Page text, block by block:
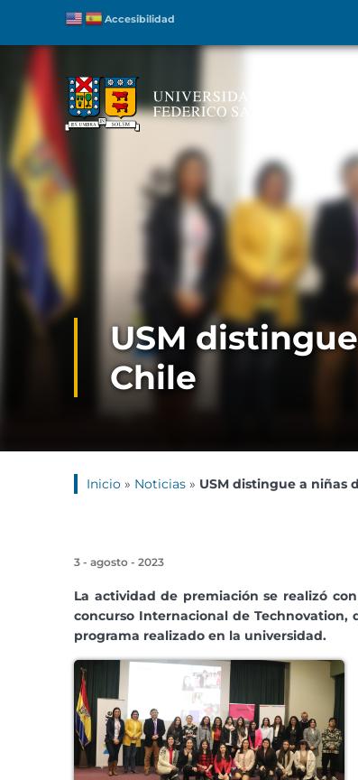
Accesibilidad
USM
Chile
Inicio » Noticias » USM distingue a niñas
3 - agosto - 2023
La actividad de premiación se realizó
concurso Internacional de
programa realizado en la universidad.